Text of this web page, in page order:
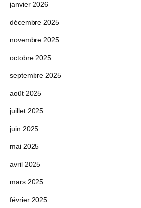
janvier 2026
décembre 2025
novembre 2025
octobre 2025
septembre 2025
août 2025
juillet 2025
juin 2025
mai 2025
avril 2025
mars 2025
février 2025